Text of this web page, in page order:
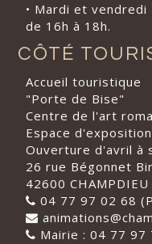
• Mardi et vendredi
de 16h à 18h.
CÔTÉ
Accueil touristique
"Porte de Bise"
Centre de l'art
Espace
Ouverture d'avril à
26 rue Bégonnet
42600 CHAMPDIEU
04 77 97 02 68
Mairie : 04 77